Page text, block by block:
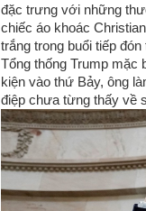
đặc trưng với những
chiếc áo khoác
trắng trong buổi tiếp
Tổng thống Trump mặc
kiện vào thứ Bảy, ông
điệp chưa từng thấy về